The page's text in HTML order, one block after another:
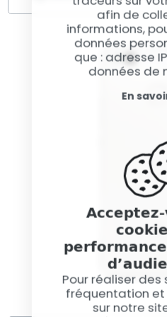
afin de
informations,
données
que : adresse
données de
En
Pour réaliser
fréquentation
sur notre
Votre smartphonene
connaissez pas la panne.